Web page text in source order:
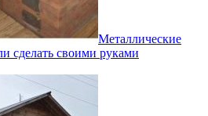
Металлические
сделать своими руками